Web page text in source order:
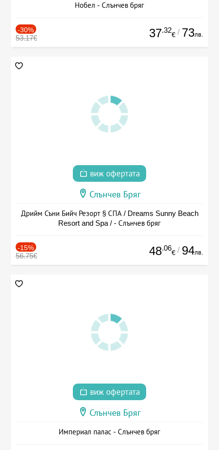
Нобел - Слънчев бряг
-30%
53.17€ 37.32
€ / 73лв.
виж офертата
Слънчев Бряг
Дрийм Съни Бийч Резорт § СПА / Dreams Sunny Beach
Resort and Spa / - Слънчев бряг
-15%
56.75€ 48.06
€ / 94лв.
виж офертата
Слънчев Бряг
Империал палас - Слънчев бряг